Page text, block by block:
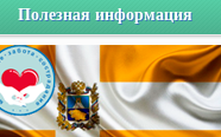
Полезная информация